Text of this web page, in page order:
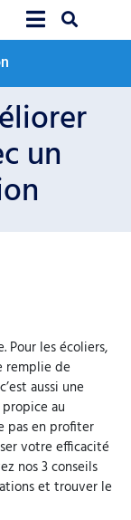
un
Pour les écoliers,
remplie de
aussi une
au
pas en profiter
votre efficacité
nos 3 conseils
et trouver le